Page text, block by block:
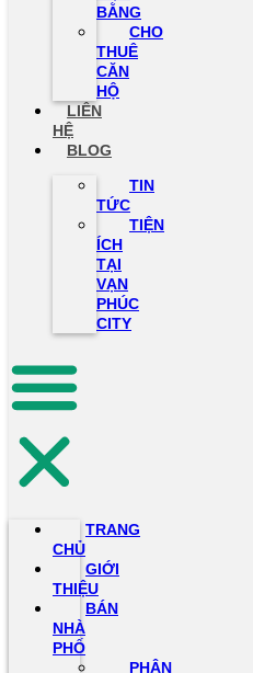
BẰNG
CHO
THUÊ
CĂN
HỘ
LIÊN
HỆ
BLOG
TIN
TỨC
TIỆN
ÍCH
TẠI
VẠN
PHÚC
CITY
TRANG
CHỦ
GIỚI
THIỆU
BÁN
NHÀ
PHỐ
PHÂN